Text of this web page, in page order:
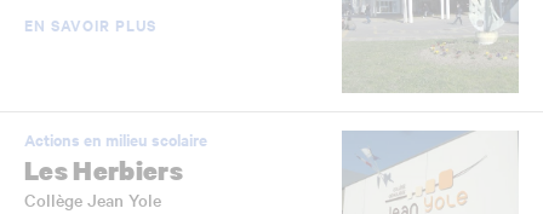
EN SAVOIR PLUS
Actions en milieu scolaire
Les Herbiers
Collège Jean Yole